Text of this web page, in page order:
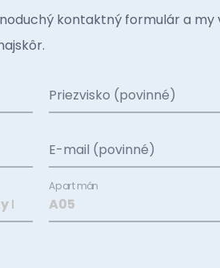
kontaktný formulár a my
Priezvisko (povinné)
E-mail (povinné)
Apartmán